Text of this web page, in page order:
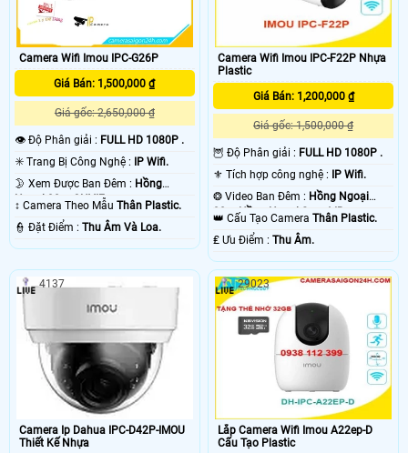
Camera Wifi Imou IPC-G26P
Giá Bán: 1,500,000 ₫
Giá gốc: 2,650,000 ₫
👁 Độ Phân giải : FULL HD 1080P .
✳️ Trang Bị Công Nghệ :
IP Wifi.
🌛 Xem Được Ban Đêm : Hồng
Ngoại 30m ONVIF.
↕️ Camera Theo Mẫu Thân Plastic.
️👮 Đặt Điểm : Thu Âm Và Loa.
Camera Wifi Imou IPC-F22P Nhựa
Plastic
Giá Bán: 1,200,000 ₫
Giá gốc: 1,500,000 ₫
🦉 Độ Phân giải : FULL HD 1080P .
⚜️ Tích hợp công nghệ :
IP Wifi.
❂ Video Ban Đêm : Hồng Ngoại
30m Hồng Ngoại Smart IR.
👑 Cấu Tạo CameraThân Plastic.
️₤ Ưu Điểm :Thu Âm.
Camera Ip Dahua IPC-D42P-IMOU
Thiết Kế Nhựa
4137
Lắp Camera Wifi Imou A22ep-D
Cấu Tạo Plastic
29023